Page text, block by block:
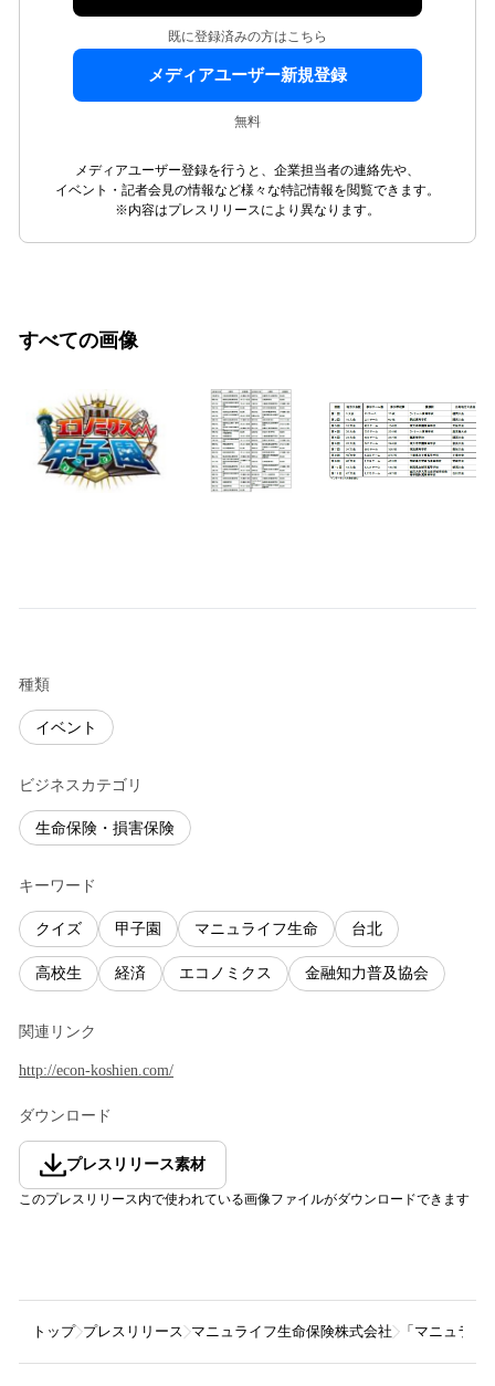
既に登録済みの方はこちら
メディアユーザー新規登録
無料
メディアユーザー登録を行うと、企業担当者の連絡先や、
イベント・記者会見の情報など様々な特記情報を閲覧できます。
※内容はプレスリリースにより異なります。
すべての画像
種類
イベント
ビジネスカテゴリ
生命保険・損害保険
キーワード
クイズ 甲子園 マニュライフ生命 台北
高校生 経済 エコノミクス 金融知力普及協会
関連リンク
http://econ-koshien.com/
ダウンロード
プレスリリース素材
このプレスリリース内で使われている画像ファイルがダウンロードできます
トップ プレスリリース マニュライフ生命保険株式会社 「マニュラ